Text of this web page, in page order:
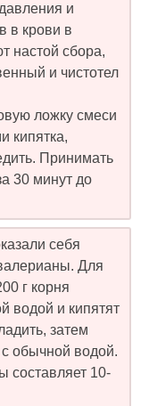
и
в крови в
настой сбора,
и чистотел
ложку смеси
кипятка,
Принимать
30 минут до
себя
Для
г корня
водой и кипятят
затем
обычной водой.
составляет 10-